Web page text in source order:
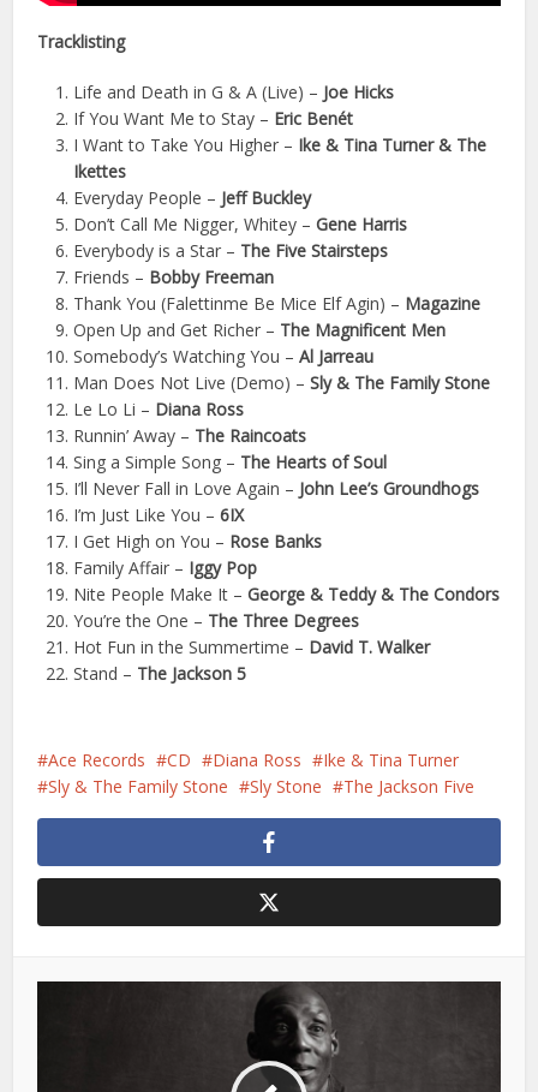
Tracklisting
Life and Death in G & A (Live) – Joe Hicks
If You Want Me to Stay – Eric Benét
I Want to Take You Higher – Ike & Tina Turner & The
Ikettes
Everyday People – Jeff Buckley
Don’t Call Me Nigger, Whitey –Gene Harris
Everybody is a Star – The Five Stairsteps
Friends – Bobby Freeman
Thank You (Falettinme Be Mice Elf Agin) – Magazine
Open Up and Get Richer – The Magnificent Men
Somebody’s Watching You –Al Jarreau
Man Does Not Live (Demo) –Sly & The Family Stone
Le Lo Li – Diana Ross
Runnin’ Away – The Raincoats
Sing a Simple Song – The Hearts of Soul
I’ll Never Fall in Love Again – John Lee’s Groundhogs
I’m Just Like You –6IX
I Get High on You – Rose Banks
Family Affair – Iggy Pop
Nite People Make It –George & Teddy & The Condors
You’re the One – The Three Degrees
Hot Fun in the Summertime – David T. Walker
Stand – The Jackson 5
Ace Records CD Diana Ross
Ike & Tina Turner
Sly & The Family Stone
Sly Stone The Jackson Five